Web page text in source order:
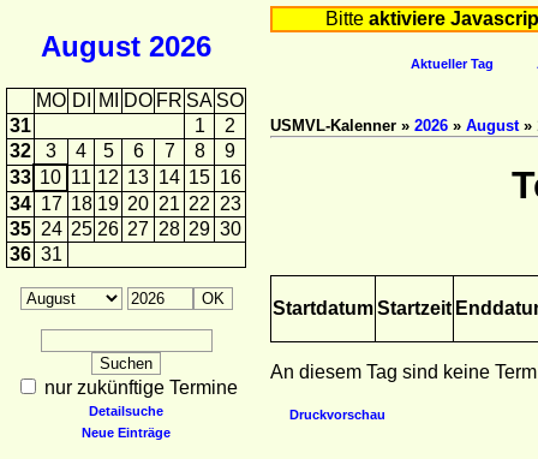
August 2026
MO DI MI DO FR SA SO
31
1
2
32
3 4 5 6 7 8
9
33 10 11 12 13 14 15 16
34 17 18 19 20 21 22 23
35 24 25 26 27 28 29 30
36 31
nur zukünftige Termine
Detailsuche
Neue Einträge
Bitte aktiviere
Aktueller Tag
USMVL-Kalenner » 2026 » August»
StartdatumStartzeit
An diesem Tag sind keine
Druckvorschau